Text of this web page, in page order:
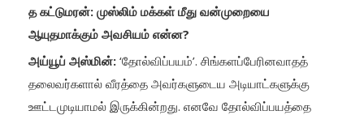
த கட்டுமரன்: முஸ்லிம் மக்கள் மீது வன்முறையை
ஆயுதமாக்கும் அவசியம் என்ன?
அய்யூப் அஸ்மின்: ‘தோல்விப்பயம்’. சிங்களப்பேரினவாதத்
தலைவர்களால் வீரத்தை அவர்களுடைய அடியாட்களுக்கு
ஊட்டமுடியாமல் இருக்கின்றது. எனவே தோல்விப்பயத்தை